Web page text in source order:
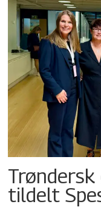
tildelt